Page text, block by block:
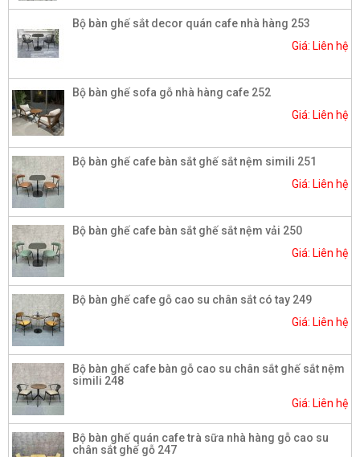
Bộ bàn ghế sắt decor quán cafe nhà hàng 253
Giá: Liên hệ
Bộ bàn ghế sofa gỗ nhà hàng cafe 252
Giá: Liên hệ
Bộ bàn ghế cafe bàn sắt ghế sắt nệm simili 251
Giá: Liên hệ
Bộ bàn ghế cafe bàn sắt ghế sắt nệm vải 250
Giá: Liên hệ
Bộ bàn ghế cafe gỗ cao su chân sắt có tay 249
Giá: Liên hệ
Bộ bàn ghế cafe bàn gỗ cao su chân sắt ghế sắt nệm
simili 248
Giá: Liên hệ
Bộ bàn ghế quán cafe trà sữa nhà hàng gỗ cao su
chân sắt ghế gỗ 247